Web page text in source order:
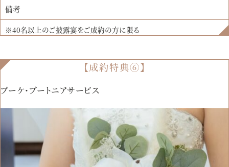
備考
※40名以上のご披露宴をご成約の方に限る
【成約特典⑥】
ブーケ・ブートニアサービス